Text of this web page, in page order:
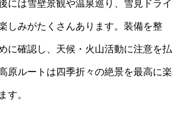
には雪壁景観や温泉巡り、雪見ドライ
しみがたくさんあります。装備を整
に確認し、天候・火山活動に注意を払
原ルートは四季折々の絶景を最高に楽
す。